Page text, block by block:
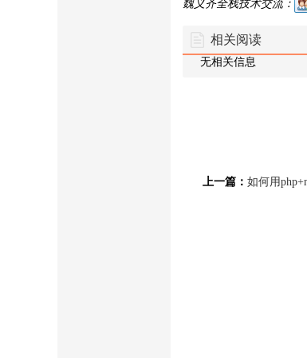
魏义齐全栈技术交流：
相关阅读
无相关信息
上一篇： 如何用